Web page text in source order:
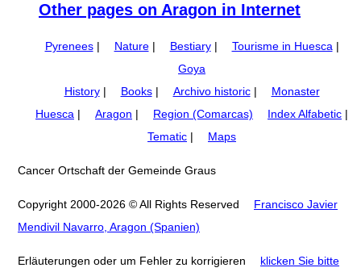
Other pages on Aragon in Internet
Pyrenees| Nature| Bestiary| Tourisme in Huesca |
Goya
History| Books| Archivo historic|
Monaster
Huesca | Aragon | Region (Comarcas) Index Alfabetic |
Tematic | Maps
Cancer Ortschaft der Gemeinde Graus
Copyright 2000-2026 © All Rights Reserved
Francisco Javier
Mendivil Navarro, Aragon (Spanien)
Erläuterungen oder um Fehler zu korrigieren
klicken Sie bitte